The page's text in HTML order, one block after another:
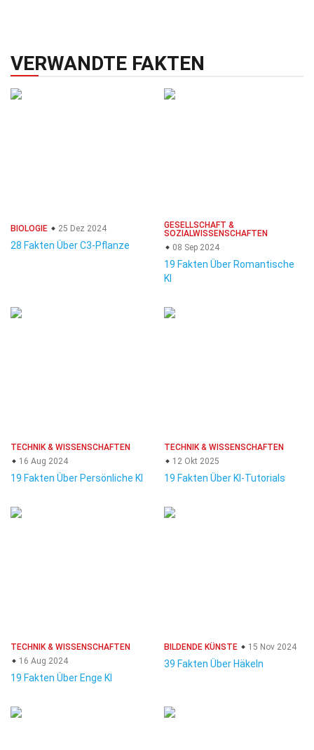
VERWANDTE FAKTEN
BIOLOGIE 25 Dez 2024
28 Fakten Über C3-Pflanze
GESELLSCHAFT &
SOZIALWISSENSCHAFTEN
08 Sep 2024
19 Fakten Über Romantische
KI
TECHNIK & WISSENSCHAFTEN
16 Aug 2024
19 Fakten Über Persönliche KI
TECHNIK & WISSENSCHAFTEN
12 Okt 2025
19 Fakten Über KI-Tutorials
TECHNIK & WISSENSCHAFTEN
16 Aug 2024
19 Fakten Über Enge KI
BILDENDE KÜNSTE 15 Nov 2024
39 Fakten Über Häkeln